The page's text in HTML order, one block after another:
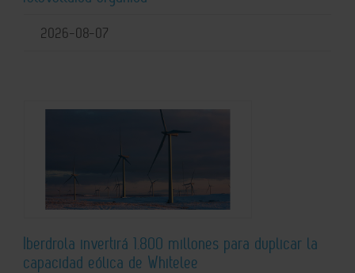
2026-08-07
Iberdrola invertirá 1.800 millones para duplicar la
capacidad eólica de Whitelee